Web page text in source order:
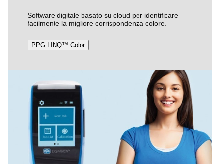
Software digitale basato su cloud per identificare
facilmente la migliore corrispondenza colore.
PPG LINQ™ Color